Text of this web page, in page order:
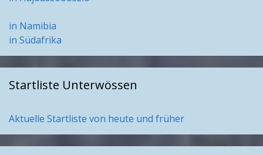
in Namibia
in Südafrika
Startliste Unterwössen
Aktuelle Startliste von heute und früher